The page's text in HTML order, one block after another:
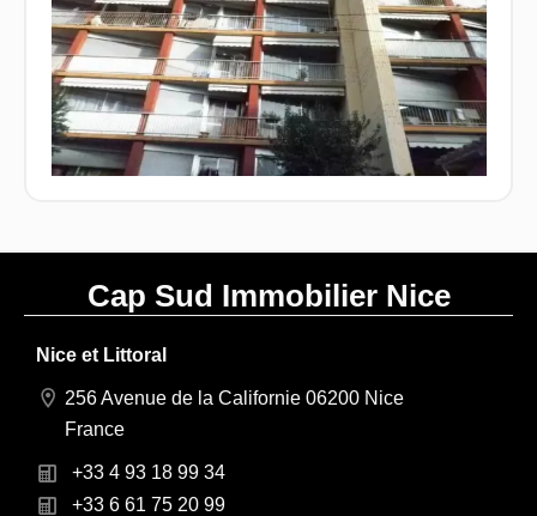
Cap Sud Immobilier Nice
Nice et Littoral
256 Avenue de la Californie 06200 Nice
France
+33 4 93 18 99 34
+33 6 61 75 20 99